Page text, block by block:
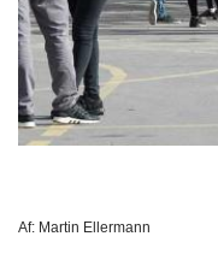
Af: Martin Ellermann